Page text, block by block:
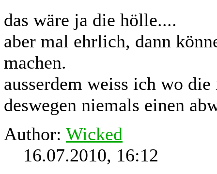
das wäre ja die hölle....
aber mal ehrlich, dann
machen.
ausserdem weiss ich wo
deswegen niemals einen
Author: Wicked
16.07.2010, 16:12